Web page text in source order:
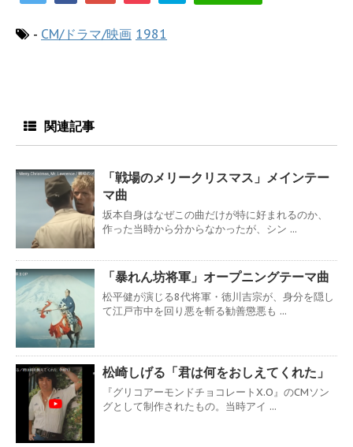
- CM/ドラマ/映画 1981
関連記事
「戦場のメリークリスマス」メインテー
マ曲
坂本自身はなぜこの曲だけが特に好まれるのか、
作った当時から分からなかったが、シン ...
「暴れん坊将軍」オープニングテーマ曲
松平健が演じる8代将軍・徳川吉宗が、身分を隠し
て江戸市中を回り悪を斬る勧善懲悪も ...
松崎しげる「君は何をおしえてくれた」
『グリコアーモンドチョコレートX.O』のCMソン
グとして制作されたもの。当時アイ ...